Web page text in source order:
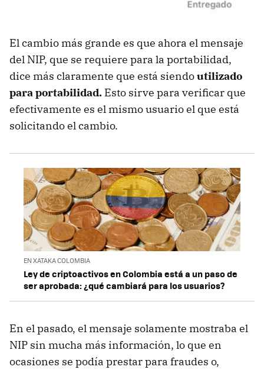
El cambio más grande es que ahora el mensaje
del NIP, que se requiere para la portabilidad,
dice más claramente que está siendoutilizado
para portabilidad. Esto sirve para verificar que
efectivamente es el mismo usuario el que está
solicitando el cambio.
EN XATAKA COLOMBIA
Ley de criptoactivos en Colombia está a un paso de
ser aprobada: ¿qué cambiará para los usuarios?
En el pasado, el mensaje solamente mostraba el
NIP sin mucha más información, lo que en
ocasiones se podía prestar para fraudes o,